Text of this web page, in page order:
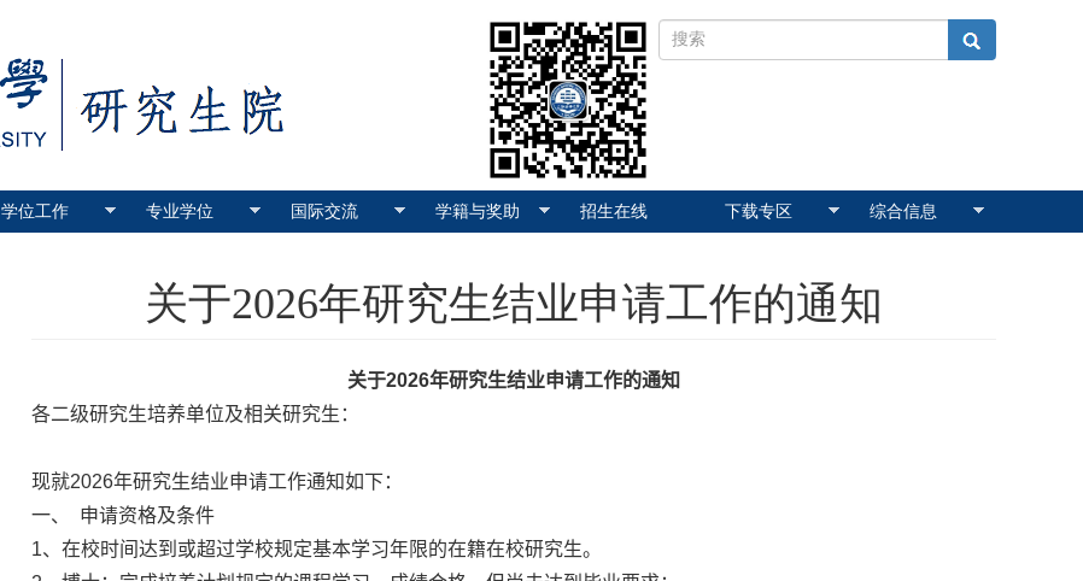
学位工作 专业学位 国际交流 学籍与奖助 招生在线 下载专区 综合信息
关于2026年研究生结业申请工作的通知
关于2026年研究生结业申请工作的通知
各二级研究生培养单位及相关研究生：
现就2026年研究生结业申请工作通知如下：
一、 申请资格及条件
1、 在校时间达到或超过学校规定基本学习年限的在籍在校研究生。